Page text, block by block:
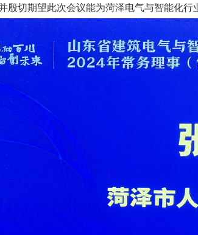
殷切期望此次会议能为菏泽电气与智能化行